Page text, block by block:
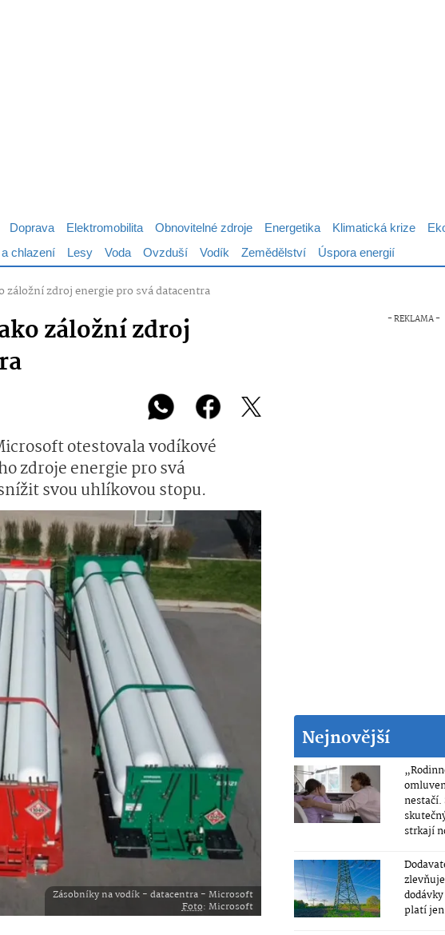
Doprava Elektromobilita Obnovitelné zdroje Energetika Klimatická krize
chlazení Lesy Voda Ovzduší Vodík Zemědělství Úspora energií
zdroj energie pro svá datacentra
záložní zdroj
otestovala vodíkové
zdroje energie pro svá
svou uhlíkovou stopu.
Zásobníky na vodík - datacentra - Microsoft
Foto: Microsoft
Nejnovější
nestačí.
strkají
platí